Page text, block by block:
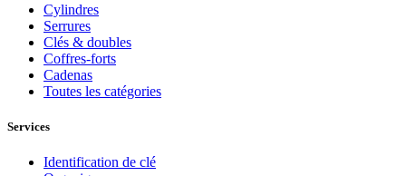
Cylindres
Serrures
Clés & doubles
Coffres-forts
Cadenas
Toutes les catégories
Services
Identification de clé